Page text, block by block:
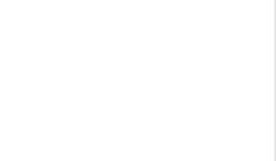
d’eau et